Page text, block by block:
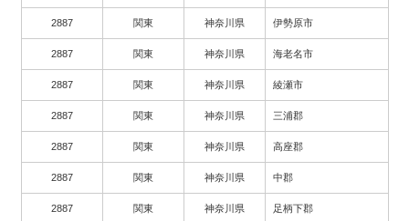
2887 関東 神奈川県 伊勢原市
2887 関東 神奈川県 海老名市
2887 関東 神奈川県 綾瀬市
2887 関東 神奈川県 三浦郡
2887 関東 神奈川県 高座郡
2887 関東 神奈川県 中郡
2887 関東 神奈川県 足柄下郡